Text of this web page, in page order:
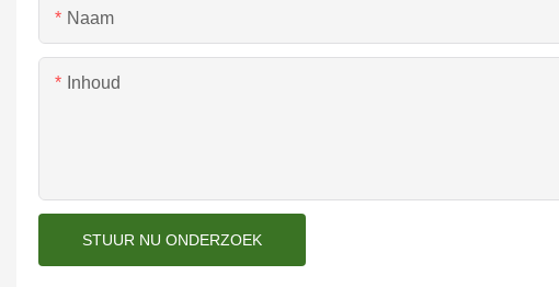
Naam
Inhoud
STUUR NU ONDERZOEK